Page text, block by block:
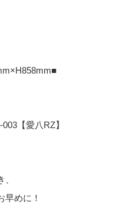
【愛八RZ】
早めに！